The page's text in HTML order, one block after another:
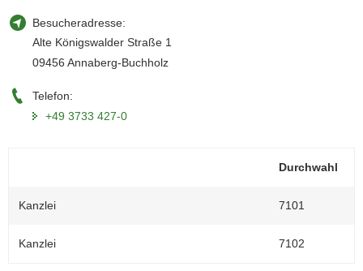
i
o
Besucheradresse:
Alte Königswalder Straße 1
09456 Annaberg-Buchholz
Telefon:
+49 3733 427-0
Durchwahl
Kanzlei 7101
Kanzlei 7102